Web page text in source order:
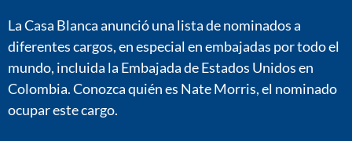
La Casa Blanca anunció una lista de nominados a
diferentes cargos, en especial en embajadas por todo el
mundo, incluida la Embajada de Estados Unidos en
Colombia. Conozca quién es Nate Morris, el nominado
ocupar este cargo.